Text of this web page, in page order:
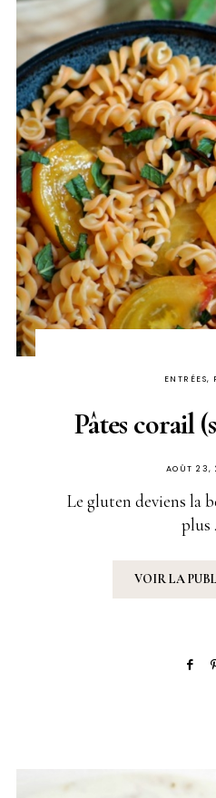
ENTRÉES,
Pâtes corail
PUBLIÉ
AOÛT 23,
Le gluten deviens la
plus
VOIR LA